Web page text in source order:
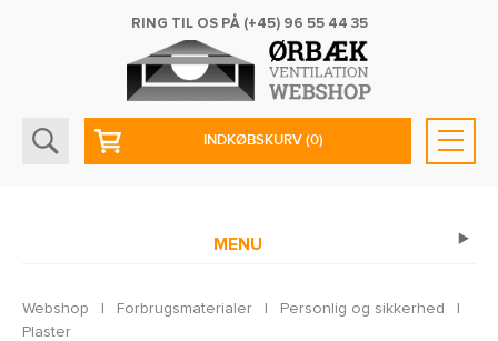
RING TIL OS PÅ (+45) 96 55 44 35
INDKØBSKURV(0)
MENU
Webshop | Forbrugsmaterialer | Personlig og sikkerhed
|
Plaster